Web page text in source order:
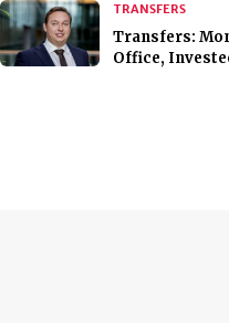
TRANSFERS
Transfers:
Office,